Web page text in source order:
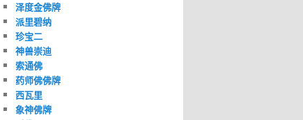
泽度金佛牌
派里碧纳
珍宝二
神兽崇迪
索通佛
药师佛佛牌
西瓦里
象神佛牌